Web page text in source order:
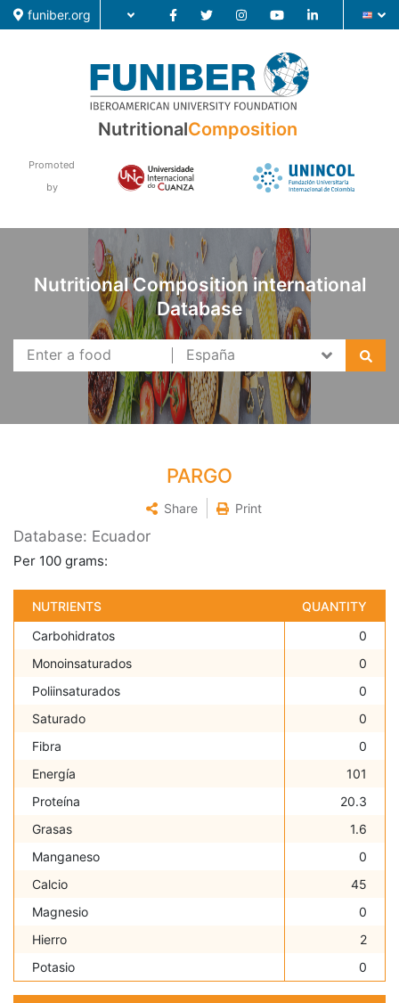
funiber.org
Food Composition
Academic Education
Research
News
NutritionalComposition
Promoted
by
Nutritional Composition international
Database
PARGO
Share Print
Database: Ecuador
Per 100 grams:
NUTRIENTS
QUANTITY
Carbohidratos
0
Monoinsaturados
0
Poliinsaturados
0
Saturado
0
Fibra
0
Energía
101
Proteína
20.3
Grasas
1.6
Manganeso
0
Calcio
45
Magnesio
0
Hierro
2
Potasio
0